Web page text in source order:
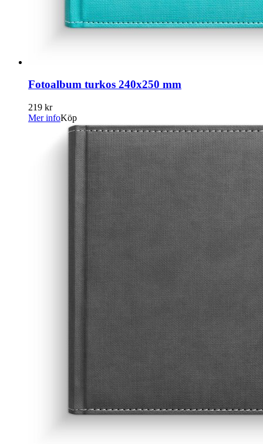
Fotoalbum turkos 240x250 mm
219 kr
Mer infoKöp